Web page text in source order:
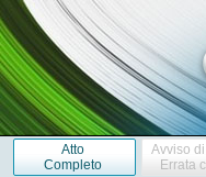
Atto
Completo
Avviso
Errata